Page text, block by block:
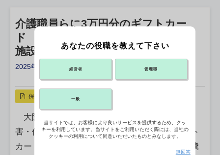
介護職員らに3万円分のギフトカー
ド 大阪府
施設・医療機関への光熱費補助も
2025年12月15日 14:20
X ポスト
保存
大阪府は2025年度の補正予算案に、介護・障
害・保育施設などの職員らに1人3万円分のギフト
カードを配付する支援策を盛り込んだ。物価高騰
あなたの役職を教えて下さい
経営者 管理職
一般
当サイトでは、お客様により良いサービスを提供するため、クッ
キーを利用しています。当サイトをご利用いただく際には、当社の
クッキーの利用について同意いただいたものとみなします。
無回答